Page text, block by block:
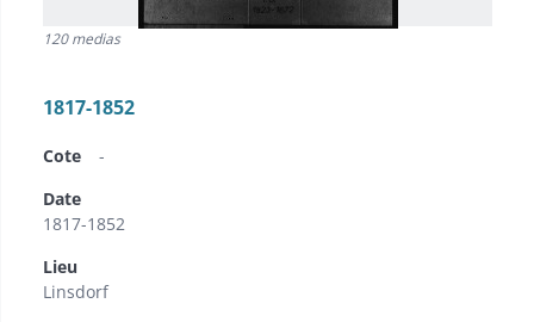
120 medias
1817-1852
Cote
-
Date
1817-1852
Lieu
Linsdorf